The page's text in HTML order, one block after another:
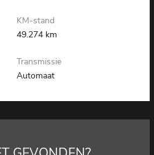
KM-stand
49.274 km
Transmissie
Automaat